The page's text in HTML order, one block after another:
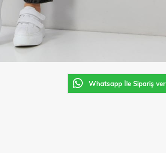
Whatsapp İle Sipariş ver